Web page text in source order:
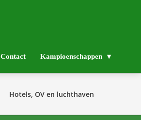
Contact Kampioenschappen
Hotels, OV en luchthaven